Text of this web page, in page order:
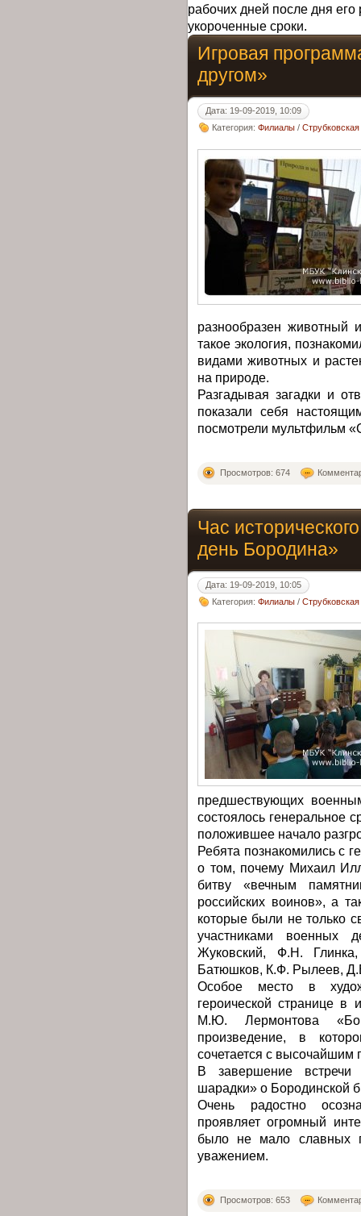
рабочих дней после дня
укороченные сроки.
Игровая
другом»
Дата: 19-09-2019, 10:09
Категория: Филиалы /
разнообразен
такое экология,
видами животных и
на природе.
Разгадывая загадки и
показали себя
посмотрели мультфильм
Просмотров: 674
Час
день Бородина»
Дата: 19-09-2019, 10:05
Категория: Филиалы /
предшествующих
состоялось генеральное
положившее начало
Ребята познакомились с
о том, почему Михаил
битву «вечным
российских воинов», а
которые были не только
участниками военных
Жуковский, Ф.Н.
Батюшков, К.Ф. Рылеев,
Особое место в
героической странице в
М.Ю. Лермонтова
произведение, в
сочетается с высочайшим
В завершение встречи
шарадки» о Бородинской
Очень радостно
проявляет огромный
было не мало славных
уважением.
Просмотров: 653